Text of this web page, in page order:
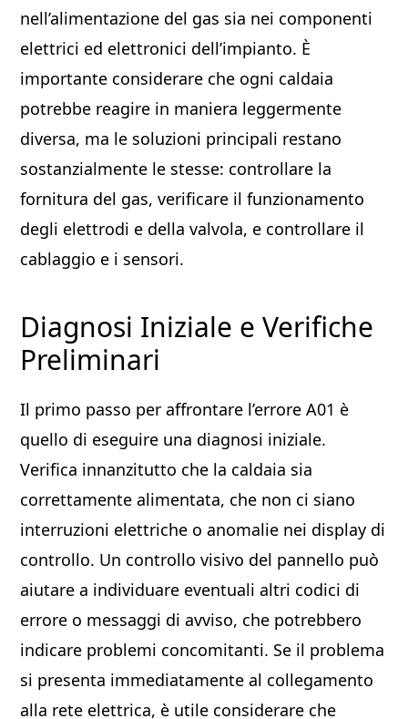
nell’alimentazione del gas sia nei componenti
elettrici ed elettronici dell’impianto. È
importante considerare che ogni caldaia
potrebbe reagire in maniera leggermente
diversa, ma le soluzioni principali restano
sostanzialmente le stesse: controllare la
fornitura del gas, verificare il funzionamento
degli elettrodi e della valvola, e controllare il
cablaggio e i sensori.
Diagnosi Iniziale e Verifiche
Preliminari
Il primo passo per affrontare l’errore A01 è
quello di eseguire una diagnosi iniziale.
Verifica innanzitutto che la caldaia sia
correttamente alimentata, che non ci siano
interruzioni elettriche o anomalie nei display di
controllo. Un controllo visivo del pannello può
aiutare a individuare eventuali altri codici di
errore o messaggi di avviso, che potrebbero
indicare problemi concomitanti. Se il problema
si presenta immediatamente al collegamento
alla rete elettrica, è utile considerare che